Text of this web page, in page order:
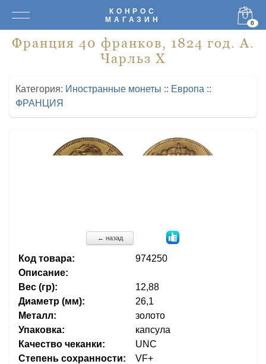
КОНРОС
МАГАЗИН
0
Франция 40 франков, 1824 год. А.
Чарльз X
Категория: Иностранные монеты :: Европа ::
ФРАНЦИЯ
← назад
Код товара:
974250
Описание:
Вес (гр):
12,88
Диаметр (мм):
26,1
Металл:
золото
Упаковка:
капсула
Качество чеканки:
UNC
Степень сохранности:
VF+